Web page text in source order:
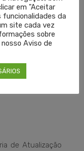
2023
as funções e
à gestão,
metas e os
de Atualização
em "Aceitar
da
site cada vez
sobre
Aviso de